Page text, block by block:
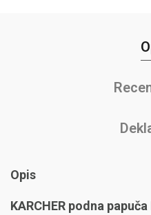
Opis
KARCHER podna